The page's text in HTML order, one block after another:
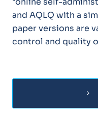
and AQLQ with a
paper versions are
control and quality
chevron_right